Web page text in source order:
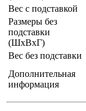
Вес с подставкой
Размеры без
подставки
(ШxВxГ)
Вес без подставки
Дополнительная
информация